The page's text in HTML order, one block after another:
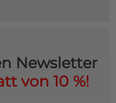
Newsletter
von 10 %!